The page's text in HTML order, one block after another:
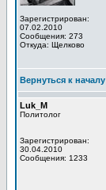
Зарегистрирован:
07.02.2010
Сообщения: 273
Откуда: Щелково
Вернуться к началу
Luk_M
Политолог
Зарегистрирован:
30.04.2010
Сообщения: 1233